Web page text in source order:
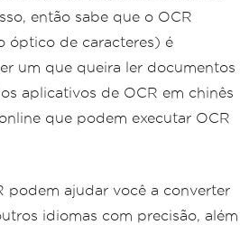
então sabe que o OCR
óptico de caracteres) é
um que queira ler documentos
aplicativos de OCR em chinês
que podem executar OCR
podem ajudar você a converter
idiomas com precisão, além